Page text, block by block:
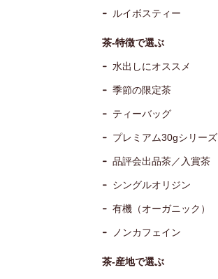
ルイボスティー
茶-特徴で選ぶ
水出しにオススメ
季節の限定茶
ティーバッグ
プレミアム30gシリーズ
品評会出品茶／入賞茶
シングルオリジン
有機（オーガニック）
ノンカフェイン
茶-産地で選ぶ